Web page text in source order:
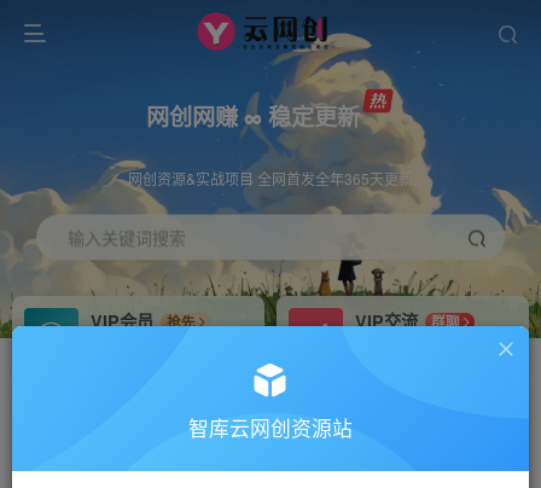
网创网赚 ∞ 稳定更新
网创资源&实战项目 全网首发全年365天更新
输入关键词搜索
VIP会员
抢先
VIP交流
群聊
研究探讨更多创业项目路子。
会员专属推广链接智库云网创资源站